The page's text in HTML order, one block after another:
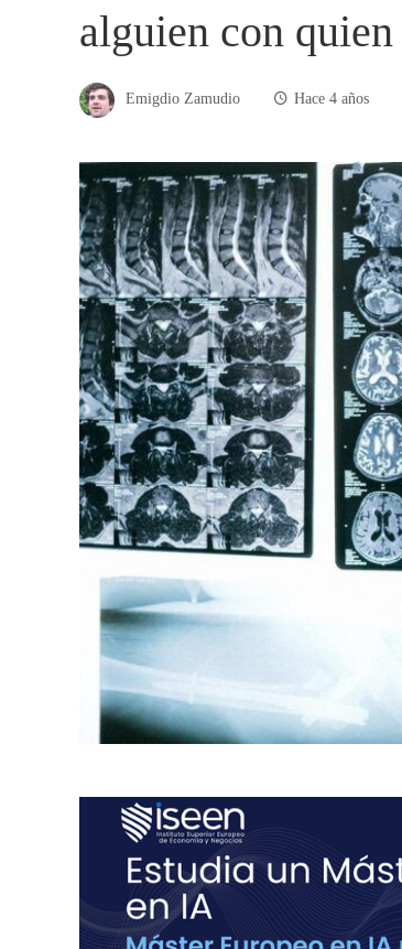
alguien con
Emigdio Zamudio Hace 4 años